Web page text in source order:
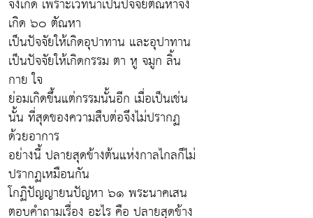
เกิด ๖๐ ตัณหา
เป็นปัจจัยให้เกิดอุปาทาน และอุปาทาน
เป็นปัจจัยให้เกิดกรรม ตา หู จมูก ลิ้น
กาย ใจ
ย่อมเกิดขึ้นแต่กรรมนั้นอีก เมื่อเป็นเช่น
นั้น ที่สุดของความสืบต่อจึงไม่ปรากฏ
ด้วยอาการ
อย่างนี้ ปลายสุดข้างต้นแห่งกาลไกลก็ไม่
ปรากฏเหมือนกัน
โกฏิปัญญายนปัญหา ๖๑ พระนาคเสน
ตอบคำถามเรื่อง อะไร คือ ปลายสุดข้าง